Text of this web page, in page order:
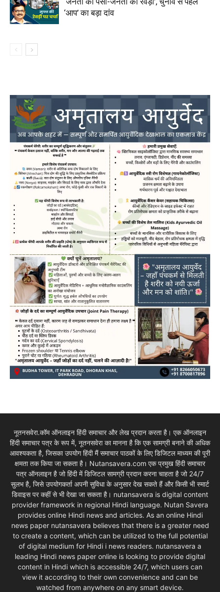
‘आप’ का बड़ा दांव
नूतनसवेरा.कॉम ऑनलाइन हिंदी समाचार और लेख प्रदान करता है। एक ऑनलाइन
हिंदी समाचार पत्र के रूप में, नूतनसवेरा का मानना है कि एक सामग्री बनाने की अधिक
आवश्यकता है, जिसका उपयोग हिंदी मैं समाचार पाठकों के लिए डिजिटल माध्यम की पूरी
क्षमता तक किया जा सकता है। Nutansavera.com एक प्रमुख हिंदी समाचार
पत्र ऑनलाइन है जो हिंदी में डिजिटल सामग्री प्रदान करना चाहता है जो 24/7
सुलभ है, जिसे उपयोगकर्ता अपनी सुविधा के अनुसार देख सकते हैं और किसी भी स्मार्ट
डिवाइस पर कहीं से भी देखा जा सकता है। nutansavera is digital content
provider framework in regional Hindi language. Nutan Savera
provides online Hindi news and articles. As an online Hindi
news paper nutansavera believes that there is a greater need
to create a content, which can be utilized to the full potential
of digital medium for Hindi i news readers. nutansavera a
leading Hindi news paper online is looking to provide digital
content in Hindi which is accessible 24/7, which users can
view it according to their own convenience and can be
watched from anywhere on any smart device.